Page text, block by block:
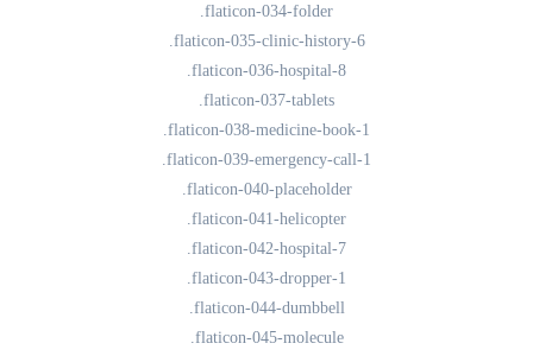
.flaticon-034-folder
.flaticon-035-clinic-history-6
.flaticon-036-hospital-8
.flaticon-037-tablets
.flaticon-038-medicine-book-1
.flaticon-039-emergency-call-1
.flaticon-040-placeholder
.flaticon-041-helicopter
.flaticon-042-hospital-7
.flaticon-043-dropper-1
.flaticon-044-dumbbell
.flaticon-045-molecule